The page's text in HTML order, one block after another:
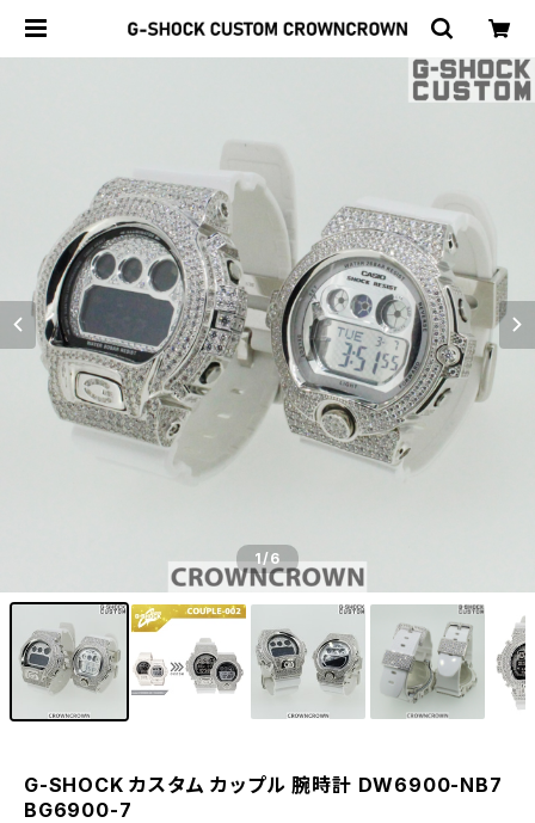
1/6
G-SHOCK カスタム カップル 腕時計 DW6900-NB7
BG6900-7